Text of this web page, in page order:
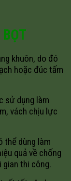
khuôn, do đó
hoặc đúc tấm
sử dụng làm
vách chịu lực
thể dùng làm
quả về chống
gian thi công.